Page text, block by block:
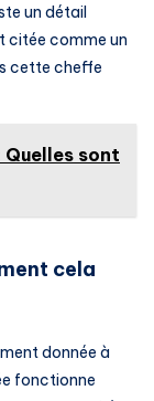
un détail
citée comme un
cette cheffe
Quelles sont
cela
donnée à
fonctionne